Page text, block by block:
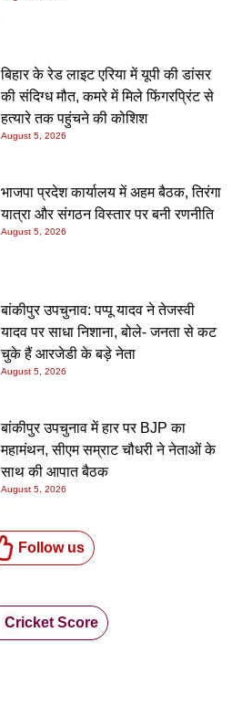
बिहार के रेड लाइट एरिया में यूपी की डांसर
की संदिग्ध मौत, कमरे में मिले फिंगरप्रिंट से
हत्यारे तक पहुंचने की कोशिश
August 5, 2026
भाजपा प्रदेश कार्यालय में अहम बैठक, तिरंगा
यात्रा और संगठन विस्तार पर बनी रणनीति
August 5, 2026
बांकीपुर उपचुनाव: पप्पू यादव ने तेजस्वी
यादव पर साधा निशाना, बोले- जनता से कट
चुके हैं आरजेडी के बड़े नेता
August 5, 2026
बांकीपुर उपचुनाव में हार पर BJP का
महामंथन, सीएम सम्राट चौधरी ने नेताओं के
साथ की आपात बैठक
August 5, 2026
Follow us
Cricket Score